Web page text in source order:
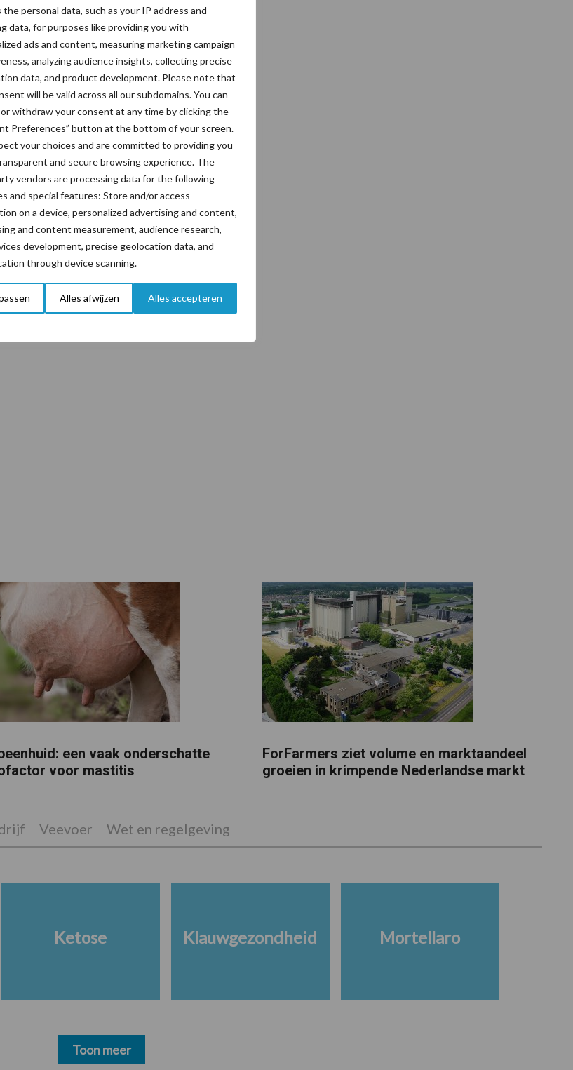
the personal data, such as your IP address and
data, for purposes like providing you with
ads and content, measuring marketing campaign
analyzing audience insights, collecting precise
data, and product development. Please note that
will be valid across all our subdomains. You can
withdraw your consent at any time by clicking the
Preferences” button at the bottom of your screen.
your choices and are committed to providing you
and secure browsing experience. The
vendors are processing data for the following
and special features: Store and/or access
on a device, personalized advertising and content,
and content measurement, audience research,
development, precise geolocation data, and
through device scanning.
Alles afwijzen Alles accepteren
Een sprekend voorbeeld hiervan is
productie tot nu toe, bedraagt ruim
en de juiste voeding is het niet
Lithamax SL ben ik overtuigd van dit
belangrijk onderdeel zijn om te werken
aan een optimaal bedrijfsresultaat”.
aan de ontwikkeling van een gunstige
optimaal, dit heeft z’n werking reeds
verbetert het immuunsysteem
een vaak onderschatte
voor mastitis
ForFarmers ziet volume en marktaandeel
groeien in krimpende Nederlandse markt
Veevoer Wet en regelgeving
Ketose Klauwgezondheid Mortellaro
Toon meer